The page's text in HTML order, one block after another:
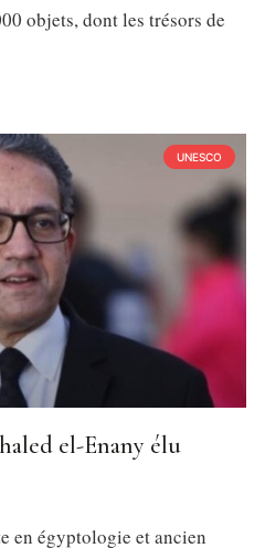
objets, dont les trésors de
UNESCO
el-Enany élu
en égyptologie et ancien